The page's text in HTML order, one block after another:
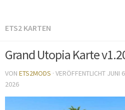
ETS2 KARTEN
Grand Utopia Karte
VON ETS2MODS · VERÖFFENTLICHT JUNI
2026